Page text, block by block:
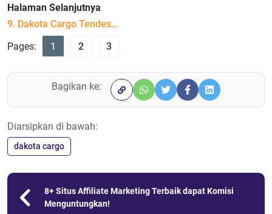
Halaman Selanjutnya
9. Dakota Cargo Tendes...
Pages:
1 2 3
Bagikan ke:
Diarsipkan di bawah:
dakota cargo
8+ Situs Affiliate Marketing Terbaik dapat Komisi
Menguntungkan!